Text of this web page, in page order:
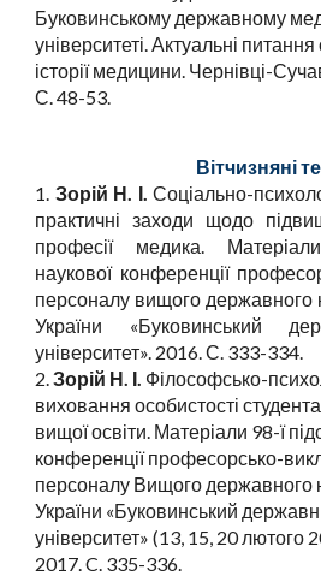
Буковинському державному
університеті. Актуальні
історії медицини. Чернівці-
С. 48-53.
Вітчизняні
1. Зорій Н. І. Соціально-
практичні заходи щодо
професії медика.
наукової конференції
персоналу вищого державного
України «Буковинський
університет». 2016. С. 333-334.
2.Зорій Н. І. Філософсько-
виховання особистості
вищої освіти. Матеріали 98-ї
конференції професорсько-
персоналу Вищого державного
України «Буковинський
університет» (13, 15, 20 лютого
2017. C. 335-336.